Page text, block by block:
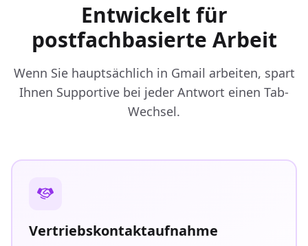
Entwickelt für
postfachbasierte Arbeit
Wenn Sie hauptsächlich in Gmail arbeiten, spart
Ihnen Supportive bei jeder Antwort einen Tab-
Wechsel.
Vertriebskontaktaufnahme